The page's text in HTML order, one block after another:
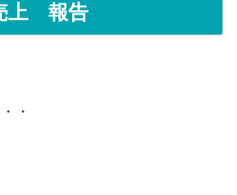
上 報告
・